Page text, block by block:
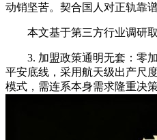
动销坚苦。契合国人对正轨靠
本文基于第三方行业调研取
3. 加盟政策通明无套：零加
平安底线，采用航天级出产尺
模式，需连系本身需求隆重决